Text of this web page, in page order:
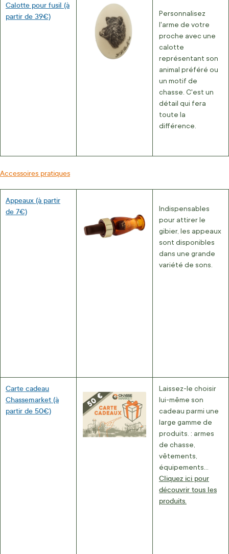
Calotte pour fusil (à
partir de 39€)
Personnalisez
l'arme de votre
proche avec une
calotte
représentant son
animal préféré ou
un motif de
chasse. C'est un
détail qui fera
toute la
différence.
Accessoires pratiques
Appeaux (à partir
de 7€)
Indispensables
pour attirer le
gibier, les appeaux
sont disponibles
dans une grande
variété de sons.
Carte cadeau
Chassemarket (à
partir de 50€)
Laissez-le choisir
lui-même son
cadeau parmi une
large gamme de
produits. : armes
de chasse,
vêtements,
équipements…
Cliquez ici pour
découvrir tous les
produits.